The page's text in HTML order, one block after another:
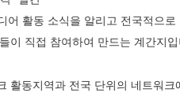
어 활동 소식을 알리고 전국적으
이 직접 참여하여 만드는 계간지
활동지역과 전국 단위의 네트워